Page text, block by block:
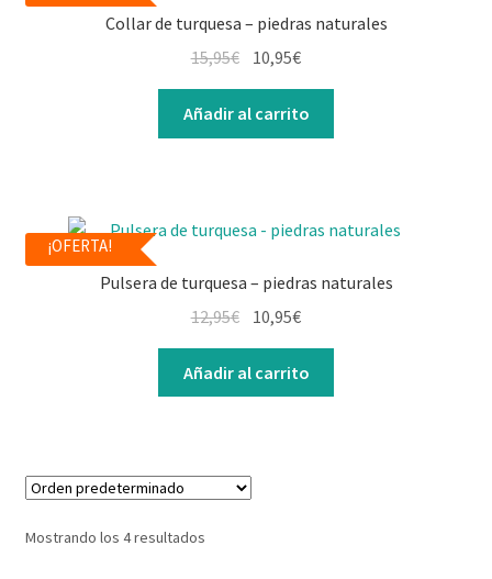
Collar de turquesa – piedras naturales
15,95€ 10,95€
Añadir al carrito
¡OFERTA!
Pulsera de turquesa – piedras naturales
12,95€ 10,95€
Añadir al carrito
Mostrando los 4 resultados